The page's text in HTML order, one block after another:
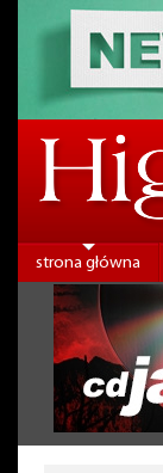
strona główna